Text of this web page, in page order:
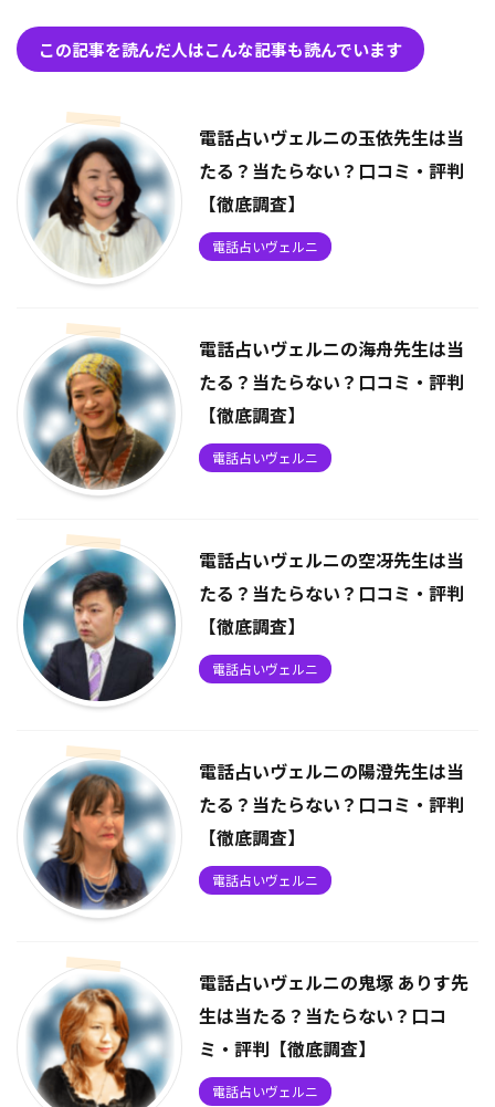
この記事を読んだ人はこんな記事も読んでいます
電話占いヴェルニの玉依先生は当
たる？当たらない？口コミ・評判
【徹底調査】
電話占いヴェルニ
電話占いヴェルニの海舟先生は当
たる？当たらない？口コミ・評判
【徹底調査】
電話占いヴェルニ
電話占いヴェルニの空冴先生は当
たる？当たらない？口コミ・評判
【徹底調査】
電話占いヴェルニ
電話占いヴェルニの陽澄先生は当
たる？当たらない？口コミ・評判
【徹底調査】
電話占いヴェルニ
電話占いヴェルニの鬼塚 ありす先
生は当たる？当たらない？口コ
ミ・評判【徹底調査】
電話占いヴェルニ